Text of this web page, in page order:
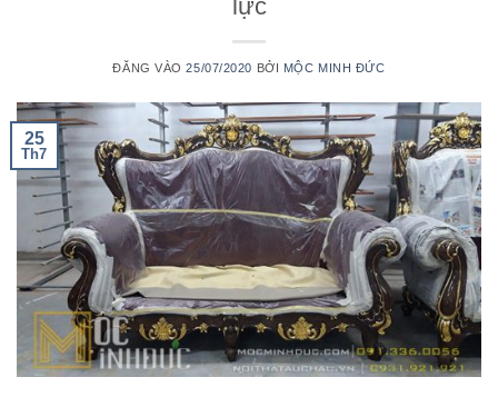
lực
ĐĂNG VÀO25/07/2020 BỞI MỘC MINH ĐỨC
25
Th7